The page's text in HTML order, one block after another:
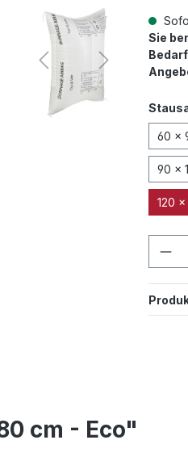
Sie
60 x
90 x
120 x
cm - Eco"